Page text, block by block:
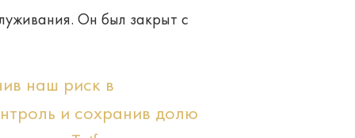
Он был закрыт с
наш риск в
и сохранив долю